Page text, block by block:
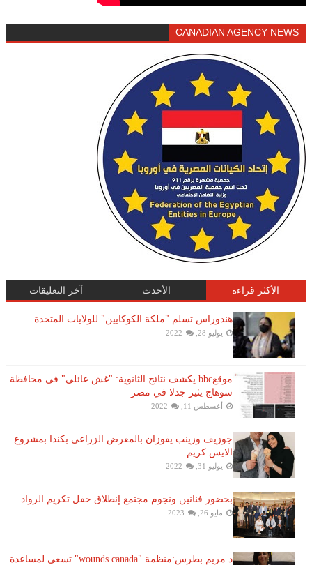
CANADIAN AGENCY NEWS
الأكثر قراءة الأحدث آخر التعليقات
هندوراس تسلم "ملكة الكوكايين" للولايات المتحدة
يوليو 28, 2022
موقعbbc يكشف نتائج الثانوية: "غش عائلي" فى محافظة
سوهاج يثير جدلا في مصر
أغسطس 11, 2022
جوزيف وزينب يفوزان بالمعرض الزراعي بكندا بمشروع
الايس كريم
يوليو 31, 2022
بحضور فنانين ونجوم مجتمع إنطلاق حفل تكريم الرواد
مايو 26, 2023
د.مريم بطرس:منظمة "wounds canada" تسعى لمساعدة